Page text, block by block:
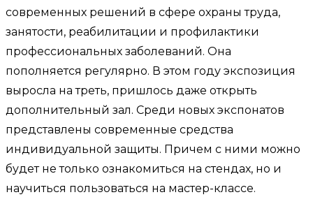
современных решений в сфере охраны труда,
занятости, реабилитации и профилактики
профессиональных заболеваний. Она
пополняется регулярно. В этом году экспозиция
выросла на треть, пришлось даже открыть
дополнительный зал. Среди новых экспонатов
представлены современные средства
индивидуальной защиты. Причем с ними можно
будет не только ознакомиться на стендах, но и
научиться пользоваться на мастер-классе.